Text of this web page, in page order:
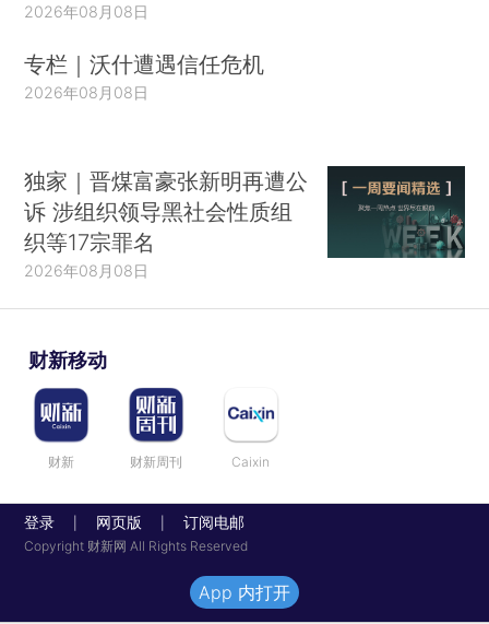
2026年08月08日
专栏｜沃什遭遇信任危机
2026年08月08日
独家｜晋煤富豪张新明再遭公
诉 涉组织领导黑社会性质组
织等17宗罪名
2026年08月08日
财新移动
财新 财新周刊 Caixin
登录 网页版 订阅电邮
Copyright 财新网 All Rights Reserved
App 内打开